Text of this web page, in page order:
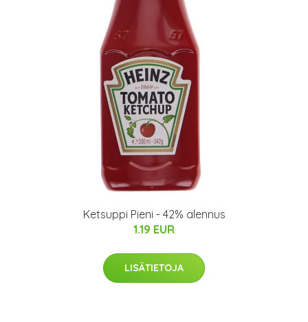
Ketsuppi Pieni - 42% alennus
1.19 EUR
LISÄTIETOJA